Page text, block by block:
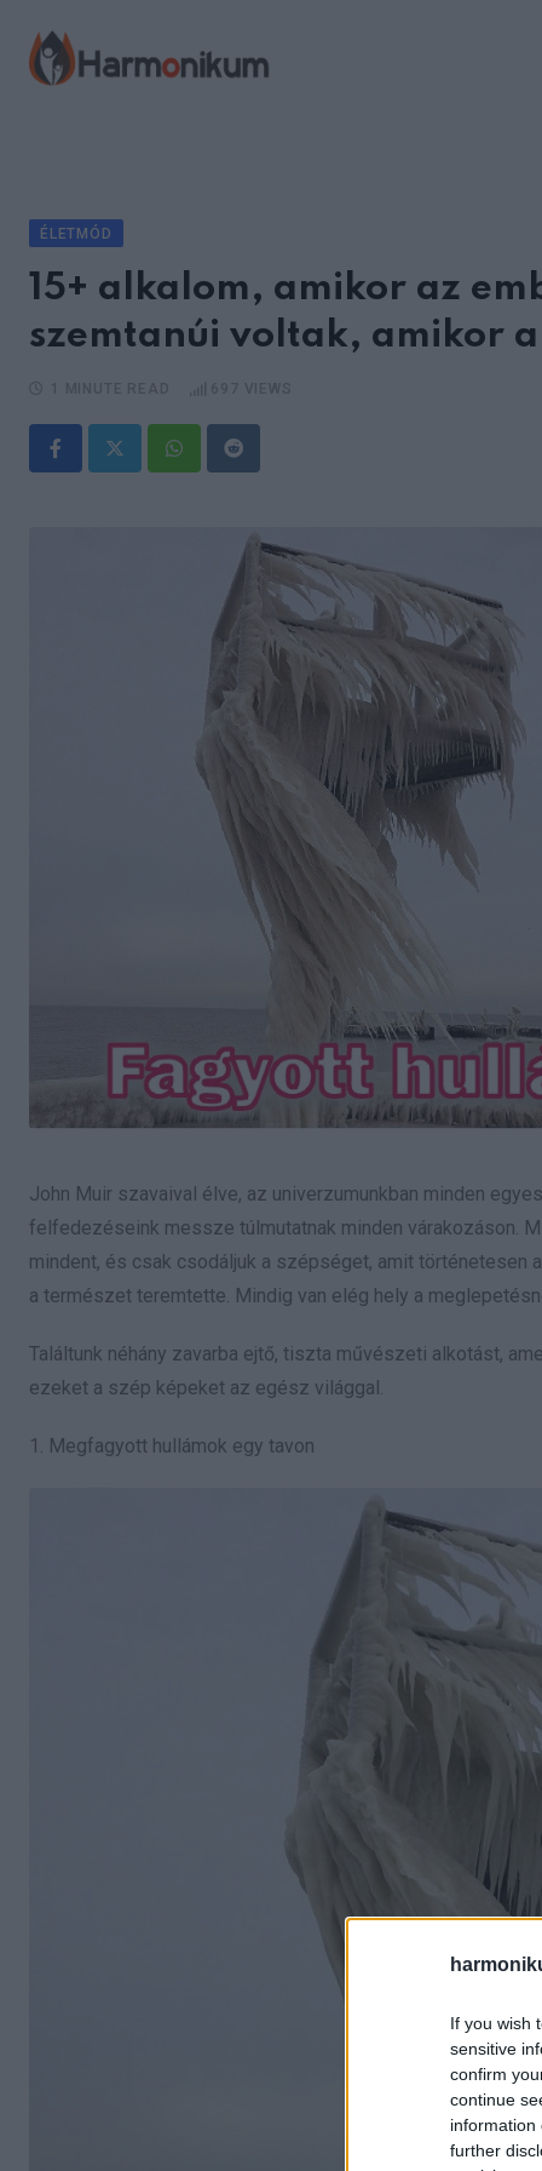
If you wish
sensitive
confirm
continue
information
further
content
ÉLETMÓD
15+ alkalom, amikor az
szemtanúi voltak, amikor
WhatsappReddit
John Muir szavaival élve, az univerzumunkban minden
felfedezéseink messze túlmutatnak minden várakozáson.
mindent, és csak csodáljuk a szépséget, amit történetesen
a természet teremtette. Mindig van elég hely a
Találtunk néhány zavarba ejtő, tiszta művészeti alkotást,
ezeket a szép képeket az egész világgal.
1. Megfagyott hullámok egy tavon